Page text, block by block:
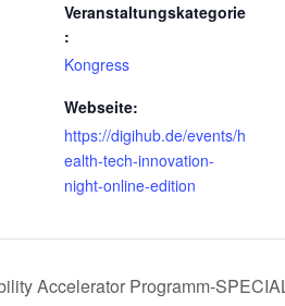
Veranstaltungskategorie
:
Kongress
Webseite:
https://digihub.de/events/h
ealth-tech-innovation-
night-online-edition
Accelerator Programm-